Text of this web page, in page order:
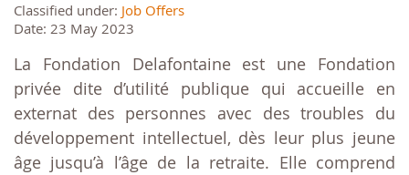
Classified under: Job Offers
Date: 23 May 2023
La Fondation Delafontaine est une Fondation
privée dite d’utilité publique qui accueille en
externat des personnes avec des troubles du
développement intellectuel, dès leur plus jeune
âge jusqu’à l’âge de la retraite. Elle comprend